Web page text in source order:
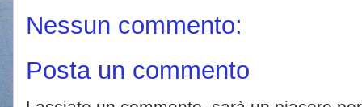
Nessun commento:
Posta un commento